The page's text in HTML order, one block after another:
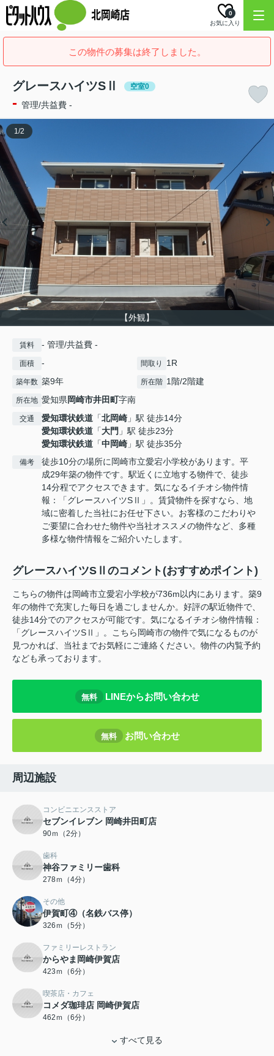
お気に入り
0
この物件の募集は終了しました。
グレースハイツSⅡ 空室0
- 管理/共益費 -
【外観】
1/2
賃料 - 管理/共益費 -
面積 - 間取り 1R
築年数 築9年 所在階 1階/2階建
所在地 愛知県岡崎市井田町字南
交通 愛知環状鉄道 「北岡崎 」駅 徒歩14分
愛知環状鉄道 「大門 」駅 徒歩23分
愛知環状鉄道 「中岡崎 」駅 徒歩35分
備考
徒歩10分の場所に岡崎市立愛宕小学校があります。平
成29年築の物件です。駅近くに立地する物件で、徒歩
14分程でアクセスできます。気になるイチオシ物件情
報：「グレースハイツSⅡ」。賃貸物件を探すなら、地
域に密着した当社にお任せ下さい。お客様のこだわりや
ご要望に合わせた物件や当社オススメの物件など、多種
多様な物件情報をご紹介いたします。
グレースハイツSⅡのコメント(おすすめポイント)
こちらの物件は岡崎市立愛宕小学校が736m以内にあります。築9
年の物件で充実した毎日を過ごしませんか。好評の駅近物件で、
徒歩14分でのアクセスが可能です。気になるイチオシ物件情報：
「グレースハイツSⅡ」。こちら岡崎市の物件で気になるものが
見つかれば、当社までお気軽にご連絡ください。物件の内覧予約
なども承っております。
無料 LINEからお問い合わせ
無料 お問い合わせ
周辺施設
コンビニエンスストア
セブンイレブン 岡崎井田町店
90ｍ（2分）
歯科
神谷ファミリー歯科
278ｍ（4分）
その他
伊賀町④（名鉄バス停）
326ｍ（5分）
ファミリーレストラン
からやま岡崎伊賀店
423ｍ（6分）
喫茶店・カフェ
コメダ珈琲店 岡崎伊賀店
462ｍ（6分）
すべて見る